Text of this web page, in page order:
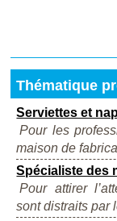
Thématique
Serviettes et
Pour les
maison de
Spécialiste des
Pour attirer
sont distraits par